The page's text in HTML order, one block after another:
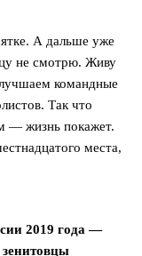
А дальше уже
не смотрю. Живу
командные
Так что
— жизнь покажет.
места,
2019 года —